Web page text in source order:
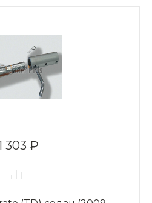
303 ₽